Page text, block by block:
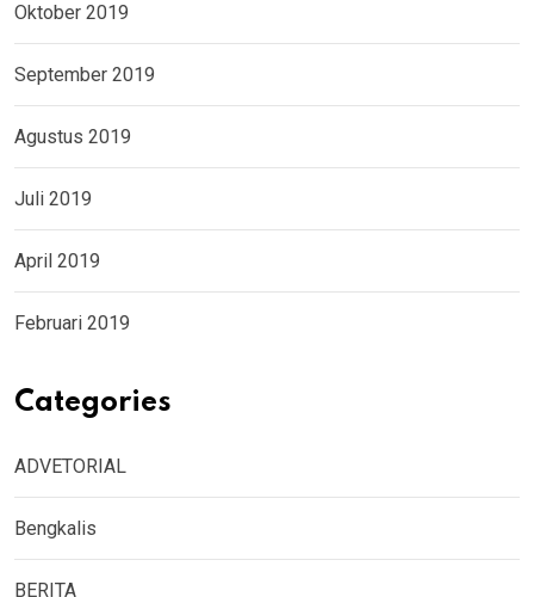
Oktober 2019
September 2019
Agustus 2019
Juli 2019
April 2019
Februari 2019
Categories
ADVETORIAL
Bengkalis
BERITA